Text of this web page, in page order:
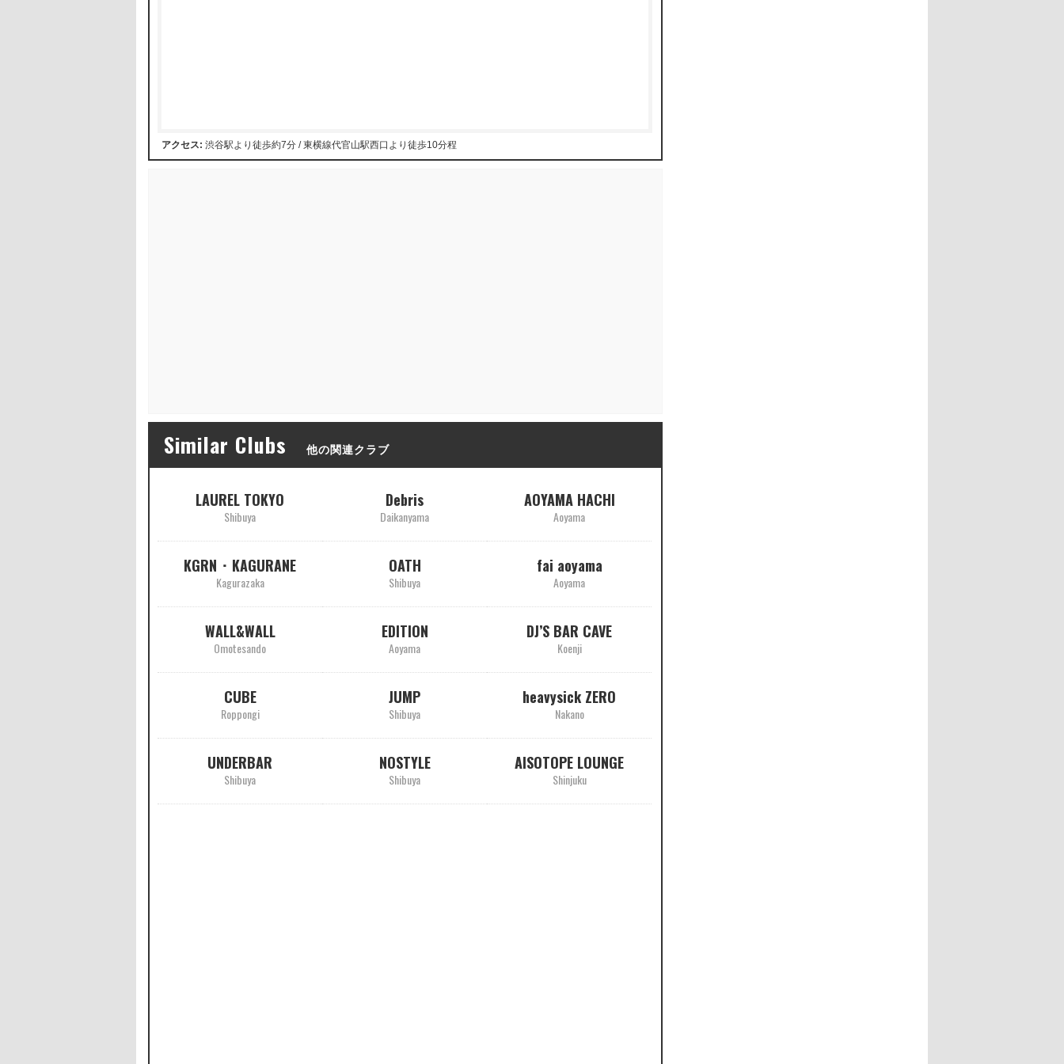
アクセス: 渋谷駅より徒歩約7分 / 東横線代官山駅西口より徒歩10分程
Similar Clubs 他の関連クラブ
LAUREL TOKYO
Shibuya
Debris
Daikanyama
AOYAMA HACHI
Aoyama
KGRN ･ KAGURANE
Kagurazaka
OATH
Shibuya
fai aoyama
Aoyama
WALL&WALL
Omotesando
EDITION
Aoyama
DJ’S BAR CAVE
Koenji
CUBE
Roppongi
JUMP
Shibuya
heavysick ZERO
Nakano
UNDERBAR
Shibuya
NOSTYLE
Shibuya
AISOTOPE LOUNGE
Shinjuku